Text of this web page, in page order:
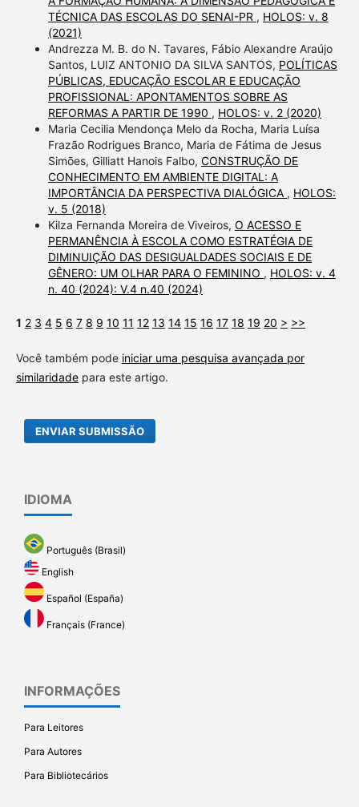
TÉCNICA DAS ESCOLAS DO SENAI-PR , HOLOS: v. 8
(2021)
Andrezza M. B. do N. Tavares, Fábio Alexandre Araújo
Santos, LUIZ ANTONIO DA SILVA SANTOS, POLÍTICAS
PÚBLICAS, EDUCAÇÃO ESCOLAR E EDUCAÇÃO
PROFISSIONAL: APONTAMENTOS SOBRE AS
REFORMAS A PARTIR DE 1990 , HOLOS: v. 2 (2020)
Maria Cecilia Mendonça Melo da Rocha, Maria Luísa
Frazão Rodrigues Branco, Maria de Fátima de Jesus
Simões, Gilliatt Hanois Falbo, CONSTRUÇÃO DE
CONHECIMENTO EM AMBIENTE DIGITAL: A
IMPORTÂNCIA DA PERSPECTIVA DIALÓGICA , HOLOS:
v. 5 (2018)
Kilza Fernanda Moreira de Viveiros, O ACESSO E
PERMANÊNCIA À ESCOLA COMO ESTRATÉGIA DE
DIMINUIÇÃO DAS DESIGUALDADES SOCIAIS E DE
GÊNERO: UM OLHAR PARA O FEMININO , HOLOS: v. 4
n. 40 (2024): V.4 n.40 (2024)
1 2 3 4 5 6 7 8 9 10 11 12 13 14 15 16 17 18 19 20 > >>
Você também pode iniciar uma pesquisa avançada por
similaridadepara este artigo.
ENVIAR SUBMISSÃO
IDIOMA
Português (Brasil)
English
Español (España)
Français (France)
INFORMAÇÕES
Para Leitores
Para Autores
Para Bibliotecários